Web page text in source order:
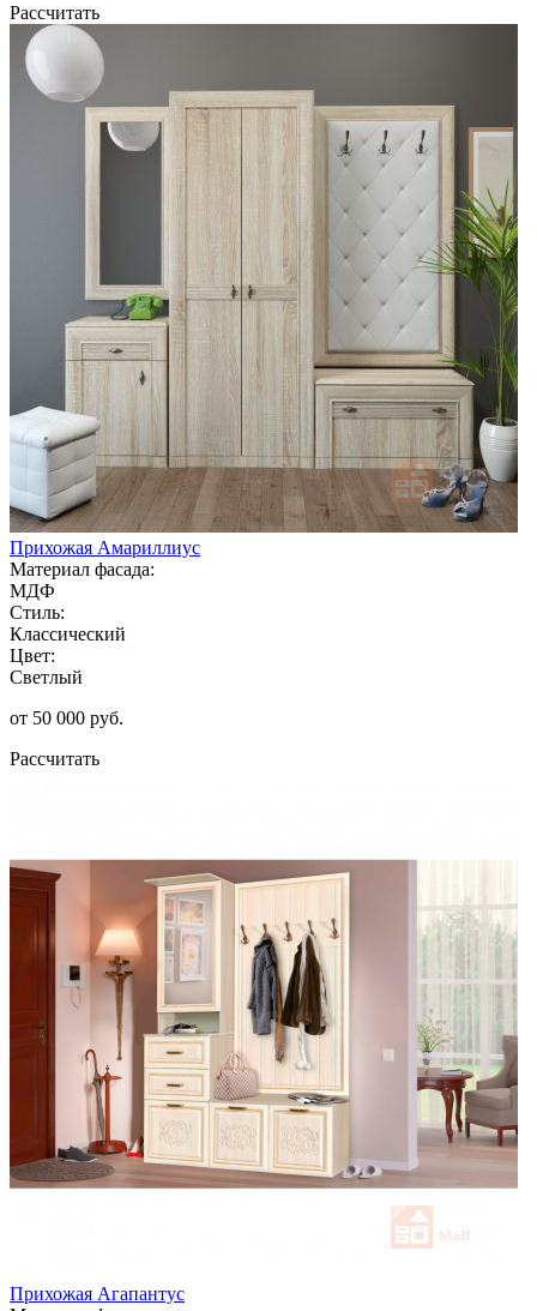
Рассчитать
Прихожая Амариллиус
Материал фасада:
МДФ
Стиль:
Классический
Цвет:
Светлый
от 50 000 руб.
Рассчитать
Прихожая Агапантус